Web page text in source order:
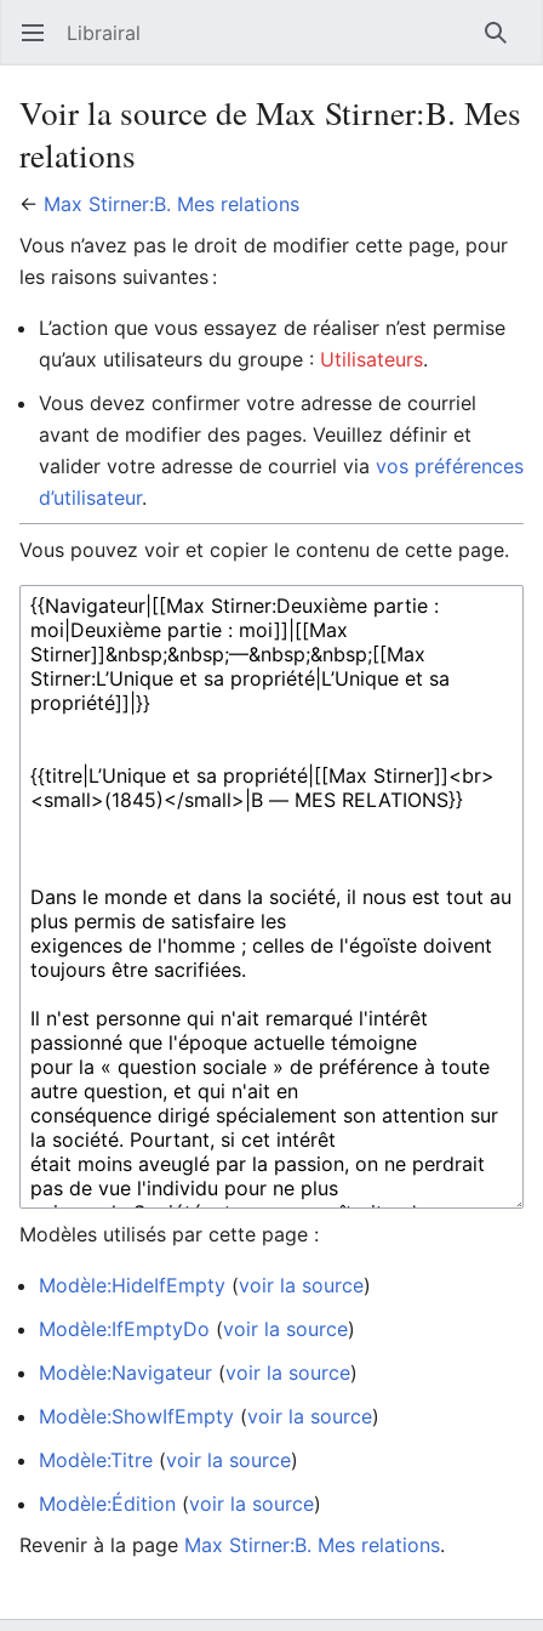
Ouvrir le menu principal Librairal
Voir la source de Max Stirner:B. Mes
relations
← Max Stirner:B. Mes relations
Vous n’avez pas le droit de modifier cette page, pour
les raisons suivantes :
L’action que vous essayez de réaliser n’est permise
qu’aux utilisateurs du groupe : Utilisateurs.
Vous devez confirmer votre adresse de courriel
avant de modifier des pages. Veuillez définir et
valider votre adresse de courriel via vos préférences
d’utilisateur.
Vous pouvez voir et copier le contenu de cette page.
Modèles utilisés par cette page :
Modèle:HideIfEmpty (voir la source)
Modèle:IfEmptyDo (voir la source)
Modèle:Navigateur (voir la source)
Modèle:ShowIfEmpty (voir la source)
Modèle:Titre (voir la source)
Modèle:Édition (voir la source)
Revenir à la page Max Stirner:B. Mes relations.